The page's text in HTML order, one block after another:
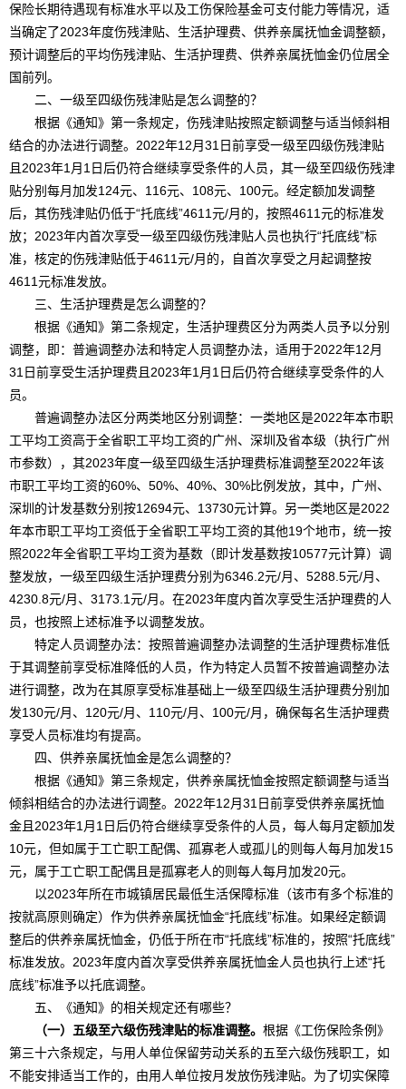
保险长期待遇现有标准水平以及工伤保险基金可支付能力等情况，适
当确定了2023年度伤残津贴、生活护理费、供养亲属抚恤金调整额，
预计调整后的平均伤残津贴、生活护理费、供养亲属抚恤金仍位居全
国前列。
二、一级至四级伤残津贴是怎么调整的？
根据《通知》第一条规定，伤残津贴按照定额调整与适当倾斜相
结合的办法进行调整。2022年12月31日前享受一级至四级伤残津贴
且2023年1月1日后仍符合继续享受条件的人员，其一级至四级伤残津
贴分别每月加发124元、116元、108元、100元。经定额加发调整
后，其伤残津贴仍低于“托底线”4611元/月的，按照4611元的标准发
放；2023年内首次享受一级至四级伤残津贴人员也执行“托底线”标
准，核定的伤残津贴低于4611元/月的，自首次享受之月起调整按
4611元标准发放。
三、生活护理费是怎么调整的？
根据《通知》第二条规定，生活护理费区分为两类人员予以分别
调整，即：普遍调整办法和特定人员调整办法，适用于2022年12月
31日前享受生活护理费且2023年1月1日后仍符合继续享受条件的人
员。
普遍调整办法区分两类地区分别调整：一类地区是2022年本市职
工平均工资高于全省职工平均工资的广州、深圳及省本级（执行广州
市参数），其2023年度一级至四级生活护理费标准调整至2022年该
市职工平均工资的60%、50%、40%、30%比例发放，其中，广州、
深圳的计发基数分别按12694元、13730元计算。另一类地区是2022
年本市职工平均工资低于全省职工平均工资的其他19个地市，统一按
照2022年全省职工平均工资为基数（即计发基数按10577元计算）调
整发放，一级至四级生活护理费分别为6346.2元/月、5288.5元/月、
4230.8元/月、3173.1元/月。在2023年度内首次享受生活护理费的人
员，也按照上述标准予以调整发放。
特定人员调整办法：按照普遍调整办法调整的生活护理费标准低
于其调整前享受标准降低的人员，作为特定人员暂不按普遍调整办法
进行调整，改为在其原享受标准基础上一级至四级生活护理费分别加
发130元/月、120元/月、110元/月、100元/月，确保每名生活护理费
享受人员标准均有提高。
四、供养亲属抚恤金是怎么调整的？
根据《通知》第三条规定，供养亲属抚恤金按照定额调整与适当
倾斜相结合的办法进行调整。2022年12月31日前享受供养亲属抚恤
金且2023年1月1日后仍符合继续享受条件的人员，每人每月定额加发
10元，但如属于工亡职工配偶、孤寡老人或孤儿的则每人每月加发15
元，属于工亡职工配偶且是孤寡老人的则每人每月加发20元。
以2023年所在市城镇居民最低生活保障标准（该市有多个标准的
按就高原则确定）作为供养亲属抚恤金“托底线”标准。如果经定额调
整后的供养亲属抚恤金，仍低于所在市“托底线”标准的，按照“托底线”
标准发放。2023年度内首次享受供养亲属抚恤金人员也执行上述“托
底线”标准予以托底调整。
五、《通知》的相关规定还有哪些？
（一）五级至六级伤残津贴的标准调整。 根据《工伤保险条例》
第三十六条规定，与用人单位保留劳动关系的五至六级伤残职工，如
不能安排适当工作的，由用人单位按月发放伤残津贴。为了切实保障